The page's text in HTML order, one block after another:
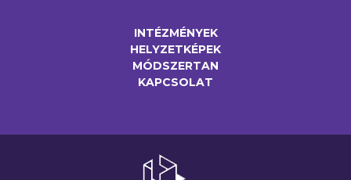
INTÉZMÉNYEK
HELYZETKÉPEK
MÓDSZERTAN
KAPCSOLAT